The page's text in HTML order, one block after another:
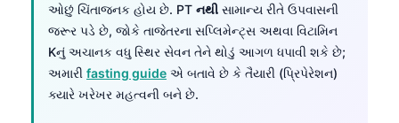
ઓછું ચિંતાજનક હોય છે. PT નથી સામાન્ય રીતે ઉપવાસની
જરૂર પડે છે, જોકે તાજેતરના સપ્લિમેન્ટ્સ અથવા વિટામિન
Kનું અચાનક વધુ સ્થિર સેવન તેને થોડું આગળ ધપાવી શકે છે;
અમારી fasting guide એ બતાવે છે કે તૈયારી (પ્રિપેરેશન)
ક્યારે ખરેખર મહત્વની બને છે.